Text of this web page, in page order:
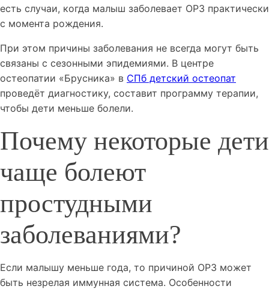
есть случаи, когда малыш заболевает ОРЗ практически
с момента рождения.
При этом причины заболевания не всегда могут быть
связаны с сезонными эпидемиями. В центре
остеопатии «Брусника» в СПб детский остеопат
проведёт диагностику, составит программу терапии,
чтобы дети меньше болели.
Почему некоторые дети
чаще болеют
простудными
заболеваниями?
Если малышу меньше года, то причиной ОРЗ может
быть незрелая иммунная система. Особенности